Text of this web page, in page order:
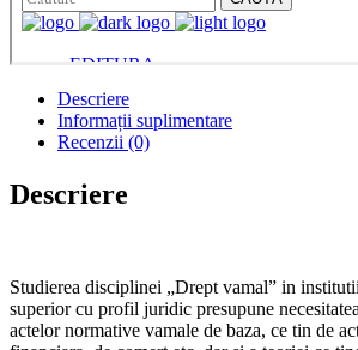
Descriere
Informații suplimentare
Recenzii (0)
Descriere
Studierea disciplinei „Drept vamal” in
superior cu profil juridic presupune
actelor normative vamale de baza, ce tin de